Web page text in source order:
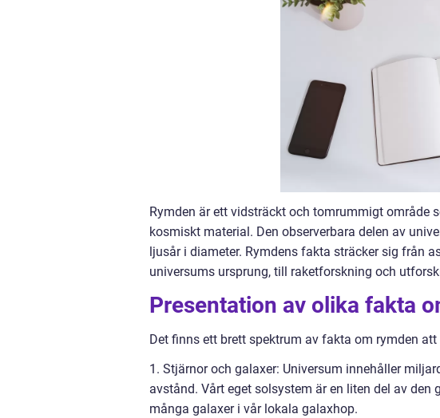
Rymden är ett vidsträckt och tomrummigt område
kosmiskt material. Den observerbara delen av
ljusår i diameter. Rymdens fakta sträcker sig från
universums ursprung, till raketforskning och
Presentation av olika fakta
Det finns ett brett spektrum av fakta om rymden
1. Stjärnor och galaxer: Universum innehåller
avstånd. Vårt eget solsystem är en liten del av
många galaxer i vår lokala galaxhop.